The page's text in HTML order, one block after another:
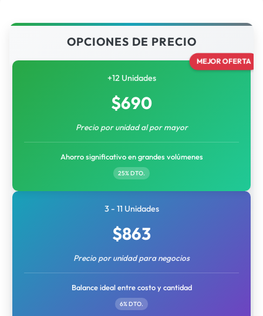
OPCIONES DE PRECIO
MEJOR OFERTA
+12 Unidades
$690
Precio por unidad al por mayor
Ahorro significativo en grandes volúmenes
25% DTO.
3 - 11 Unidades
$863
Precio por unidad para negocios
Balance ideal entre costo y cantidad
6% DTO.